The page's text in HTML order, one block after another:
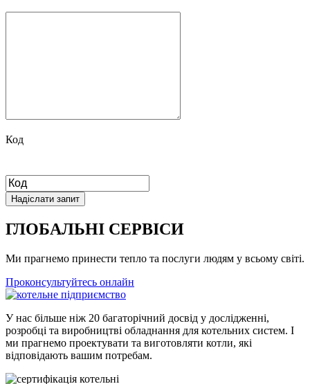
Код
ГЛОБАЛЬНІ СЕРВІСИ
Ми прагнемо принести тепло та послуги людям у всьому світі.
Проконсультуйтесь онлайн
У нас більше ніж 20 багаторічний досвід у дослідженні,
розробці та виробництві обладнання для котельних систем. І
ми прагнемо проектувати та виготовляти котли, які
відповідають вашим потребам.